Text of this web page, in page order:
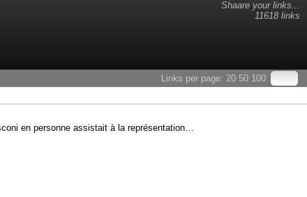
Shaare your links...
11618 links
Links per page: 20 50 100
en personne assistait à la représentation…